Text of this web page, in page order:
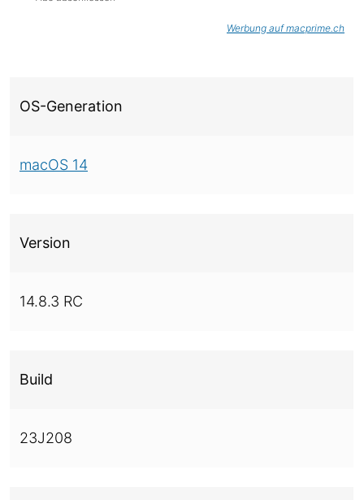
Werbung auf macprime.ch
OS-Generation
macOS 14
Version
14.8.3 RC
Build
23J208